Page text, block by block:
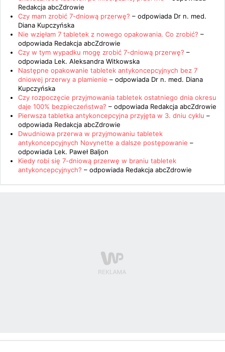
Redakcja abcZdrowie
Czy mam zrobić 7-dniową przerwę? – odpowiada Dr n. med.
Diana Kupczyńska
Nie wzięłam 7 tabletek z nowego opakowania. Co zrobić? –
odpowiada Redakcja abcZdrowie
Czy w tym wypadku mogę zrobić 7-dniową przerwę? –
odpowiada Lek. Aleksandra Witkowska
Następne opakowanie tabletek antykoncepcyjnych bez 7
dniowej przerwy a plamienie – odpowiada Dr n. med. Diana
Kupczyńska
Czy rozpoczęcie przyjmowania tabletek ostatniego dnia okresu
daje 100% bezpieczeństwa? – odpowiada Redakcja abcZdrowie
Pierwsza tabletka antykoncepcyjna przyjęta w 3. dniu cyklu –
odpowiada Redakcja abcZdrowie
Dwudniowa przerwa w przyjmowaniu tabletek
antykoncepcyjnych Novynette a dalsze postępowanie –
odpowiada Lek. Paweł Baljon
Kiedy robi się 7-dniową przerwę w braniu tabletek
antykoncepcyjnych? – odpowiada Redakcja abcZdrowie